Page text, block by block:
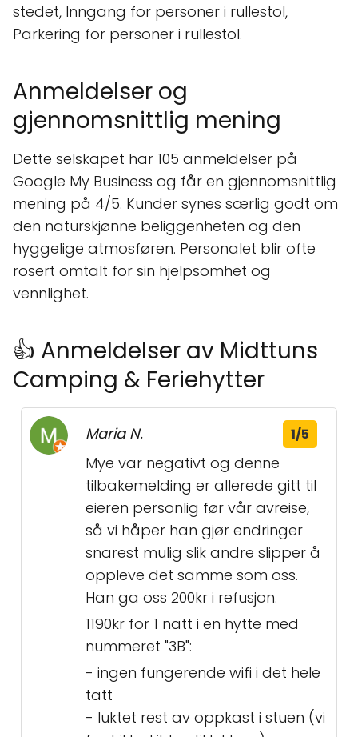
stedet, Inngang for personer i rullestol,
Parkering for personer i rullestol.
Anmeldelser og
gjennomsnittlig mening
Dette selskapet har 105 anmeldelser på
Google My Business og får en gjennomsnittlig
mening på 4/5. Kunder synes særlig godt om
den naturskjønne beliggenheten og den
hyggelige atmosføren. Personalet blir ofte
rosert omtalt for sin hjelpsomhet og
vennlighet.
👍 Anmeldelser av Midttuns
Camping & Feriehytter
Maria N. 1/5
Mye var negativt og denne
tilbakemelding er allerede gitt til
eieren personlig før vår avreise,
så vi håper han gjør endringer
snarest mulig slik andre slipper å
oppleve det samme som oss.
Han ga oss 200kr i refusjon.
1190kr for 1 natt i en hytte med
nummeret "3B":
- ingen fungerende wifi i det hele
tatt
- luktet rest av oppkast i stuen (vi